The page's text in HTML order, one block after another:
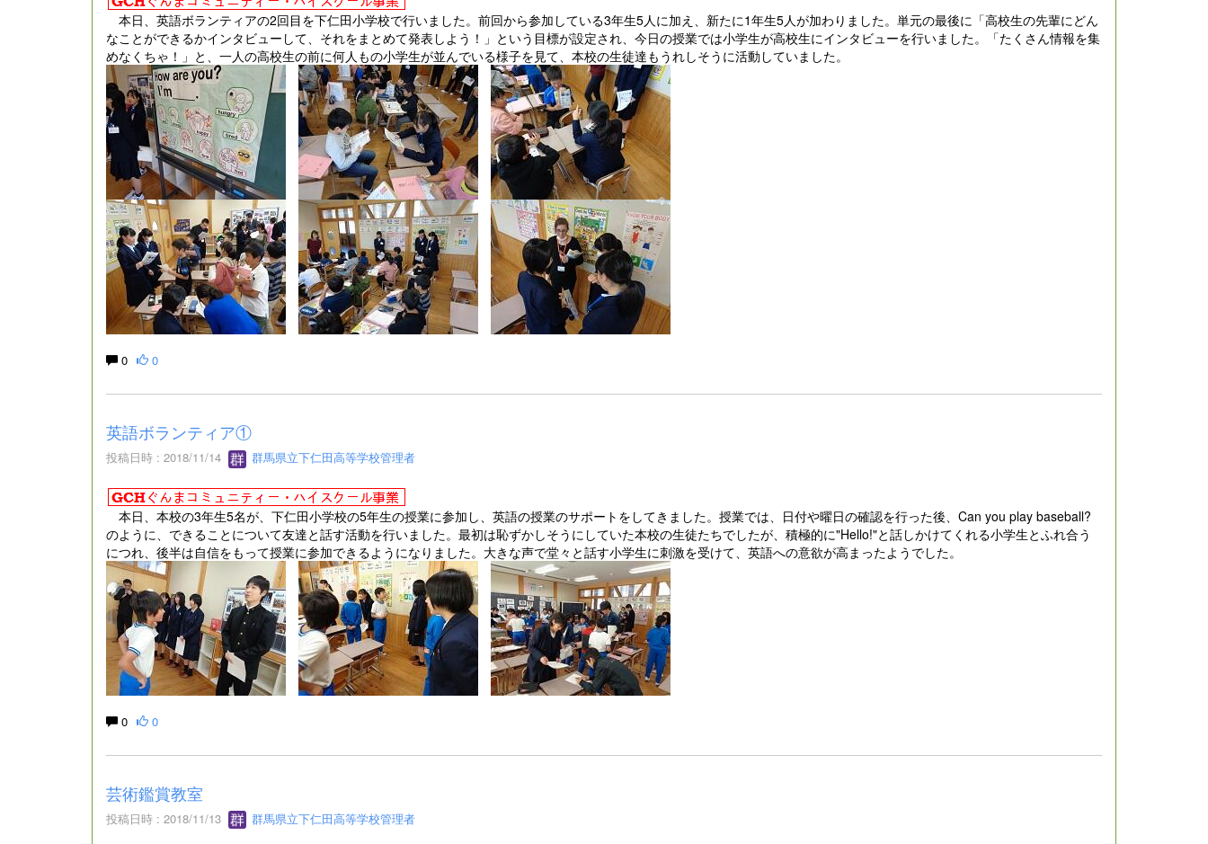
本日、英語ボランティアの2回目を下仁田小学校で行いました。前回から参加している3年生5人に加え、新たに1年生5人が加わりました。単元の最後に「高校生の先輩にどん
なことができるかインタビューして、それをまとめて発表しよう！」という目標が設定され、今日の授業では小学生が高校生にインタビューを行いました。「たくさん情報を集
めなくちゃ！」と、一人の高校生の前に何人もの小学生が並んでいる様子を見て、本校の生徒達もうれしそうに活動していました。
0 0
英語ボランティア①
投稿日時 : 2018/11/14 群馬県立下仁田高等学校管理者
本日、本校の3年生5名が、下仁田小学校の5年生の授業に参加し、英語の授業のサポートをしてきました。授業では、日付や曜日の確認を行った後、Can you play baseball?
のように、できることについて友達と話す活動を行いました。最初は恥ずかしそうにしていた本校の生徒たちでしたが、積極的に"Hello!"と話しかけてくれる小学生とふれ合う
につれ、後半は自信をもって授業に参加できるようになりました。大きな声で堂々と話す小学生に刺激を受けて、英語への意欲が高まったようでした。
0 0
芸術鑑賞教室
投稿日時 : 2018/11/13 群馬県立下仁田高等学校管理者